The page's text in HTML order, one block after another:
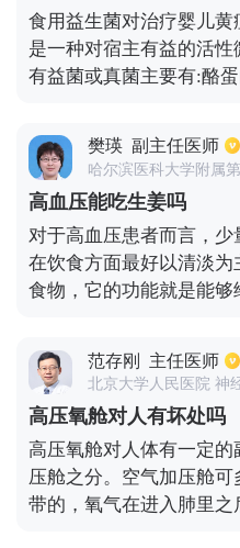
食用益生菌对治疗婴儿
是一种对宿主有益的活
有益菌或真菌主要有:酪
于人体肠道和生殖系统
确切的保健作用，改善
作用。对黄疸的恢复是有
红素肝肠循环，促进胆红
生儿时期，由于胆红素代
水平升高，并出现以皮
疾病，是新生儿最常见
体，随粪便排出，降低血
素减少时，黄疸会自然
好处。
樊瑛 副主任医师
哈尔滨医科大学附属
高血压能吃生姜吗
对于高血压患者而言，少
在饮食方面最好以清淡
食物，它的功能就是能
患者能吃生姜，但还是
不会带来太大的刺激性
放点，最好不要直接去
环，吃完之后可能会一下
吃。其实最好的方式就
血压会有益处，不过只能
范存刚 主任医师
北京大学人民医院 神
高压氧舱对人有坏处吗
高压氧舱对人体有一定
压舱之分。空气加压舱
带的，氧气在进入肺里